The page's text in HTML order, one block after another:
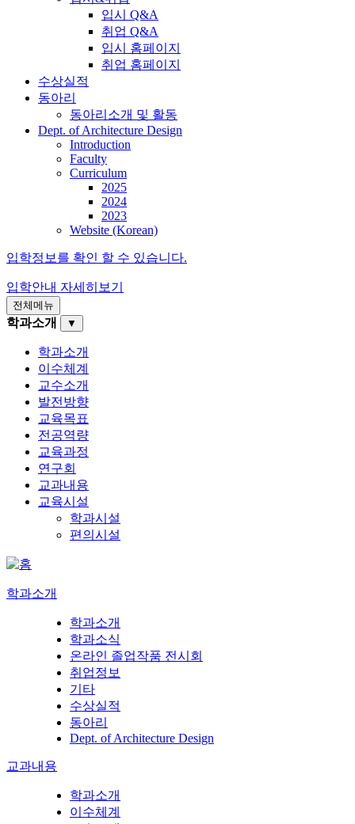
입시 Q&A
취업 Q&A
입시 홈페이지
취업 홈페이지
수상실적
동아리
동아리소개 및 활동
Dept. of Architecture Design
Introduction
Faculty
Curriculum
2025
2024
2023
Website (Korean)
입학정보를 확인 할 수 있습니다.
입학안내 자세히보기
전체메뉴
학과소개 ▼
학과소개
이수체계
교수소개
발전방향
교육목표
전공역량
교육과정
연구회
교과내용
교육시설
학과시설
편의시설
학과소개
학과소개
학과소식
온라인 졸업작품 전시회
취업정보
기타
수상실적
동아리
Dept. of Architecture Design
교과내용
학과소개
이수체계